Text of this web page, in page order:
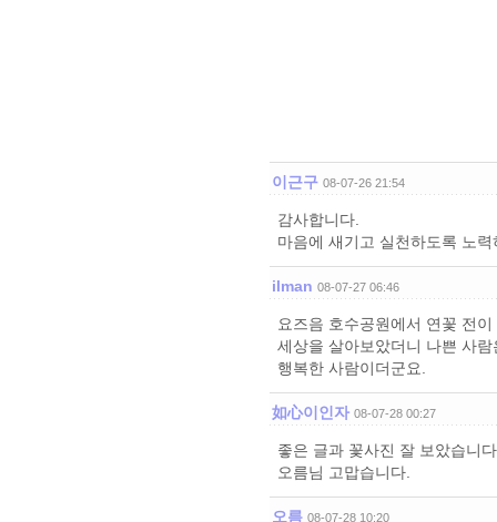
이근구 08-07-26 21:54
감사합니다.
마음에 새기고 실천하도록 노력
ilman 08-07-27 06:46
요즈음 호수공원에서 연꽃 전
세상을 살아보았더니 나쁜 사
행복한 사람이더군요.
如心이인자 08-07-28 00:27
좋은 글과 꽃사진 잘 보았습니
오름님 고맙습니다.
오름 08-07-28 10:20